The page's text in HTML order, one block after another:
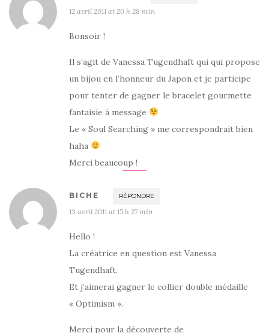
12 avril 2011 at 20 h 28 min
Bonsoir !
Il s’agit de Vanessa Tugendhaft qui qui propose
un bijou en l’honneur du Japon et je participe
pour tenter de gagner le bracelet gourmette
fantaisie à message
Le « Soul Searching » me correspondrait bien
haha
Merci beaucoup !
BICHE RÉPONDRE
13 avril 2011 at 15 h 27 min
Hello !
La créatrice en question est Vanessa
Tugendhaft.
Et j’aimerai gagner le collier double médaille
« Optimism ».
Merci pour la découverte de